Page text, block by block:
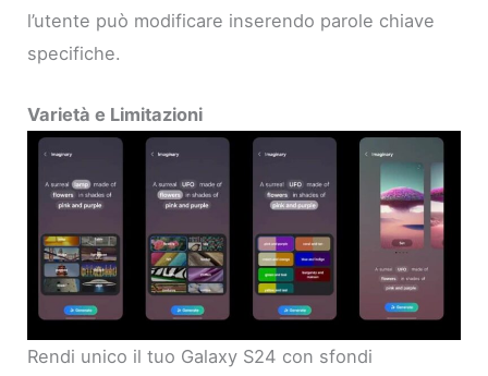
l’utente può modificare inserendo parole chiave
specifiche.
Varietà e Limitazioni
Rendi unico il tuo Galaxy S24 con sfondi